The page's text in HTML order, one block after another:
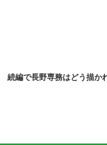
続編で長野専務はどう描か